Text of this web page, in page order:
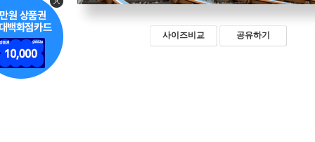
사이즈비교 공유하기